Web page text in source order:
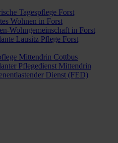
Tagespflege Forst
Wohnen in Forst
Wohngemeinschaft in Forst
Lausitz Pflege Forst
Mittendrin Cottbus
Pflegedienst Mittendrin
Dienst (FED)